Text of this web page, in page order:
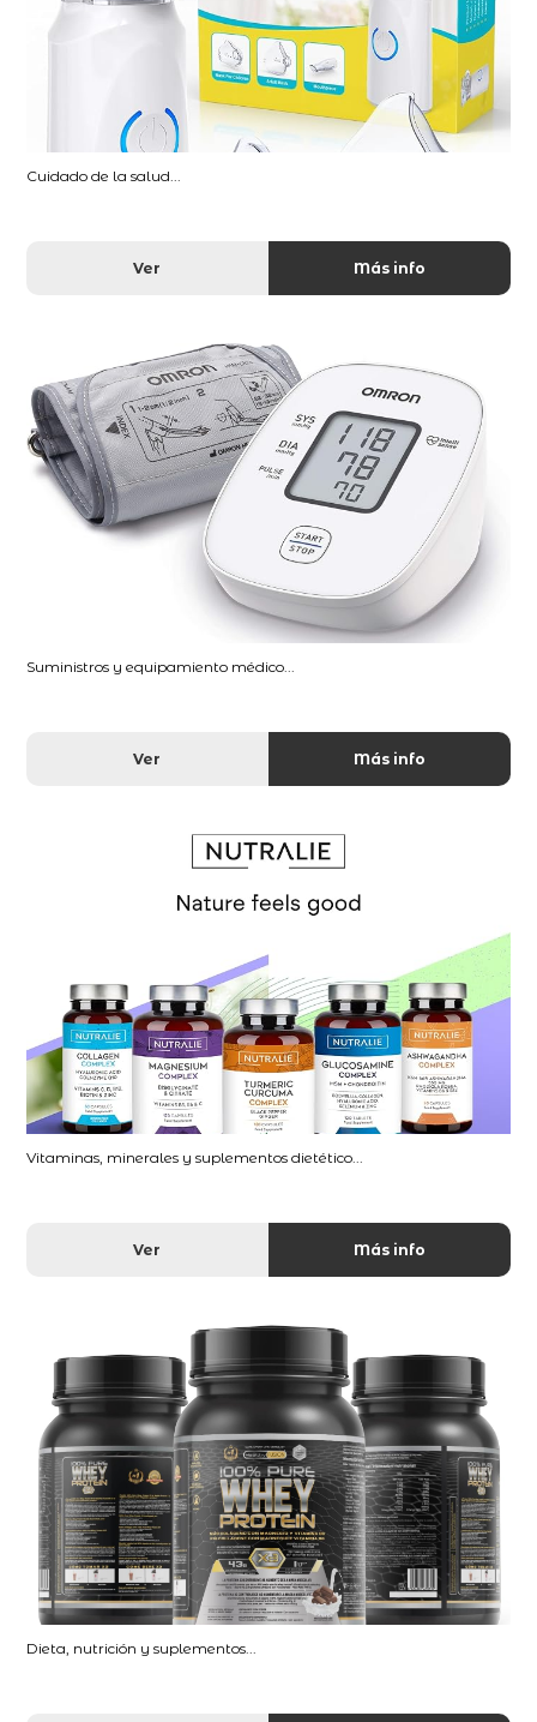
Cuidado de la salud...
Ver Más info
Suministros y equipamiento médico...
Ver Más info
Vitaminas, minerales y suplementos dietético...
Ver Más info
Dieta, nutrición y suplementos...